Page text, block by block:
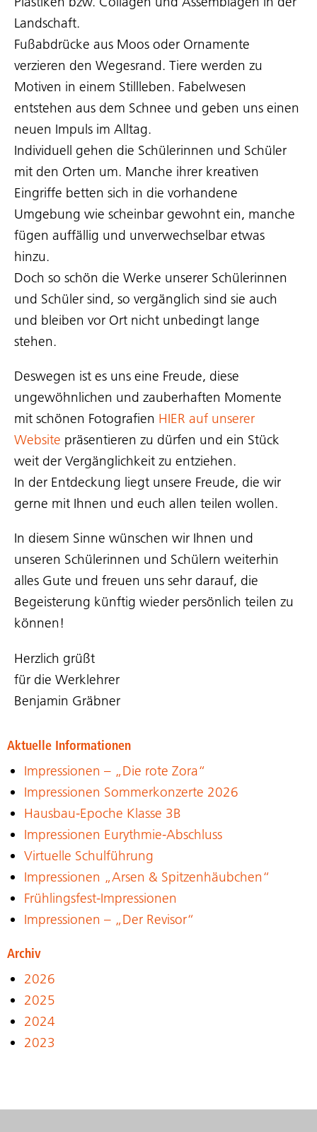
Landschaft.
Fußabdrücke aus Moos oder Ornamente
verzieren den Wegesrand. Tiere werden zu
Motiven in einem Stillleben. Fabelwesen
entstehen aus dem Schnee und geben uns einen
neuen Impuls im Alltag.
Individuell gehen die Schülerinnen und Schüler
mit den Orten um. Manche ihrer kreativen
Eingriffe betten sich in die vorhandene
Umgebung wie scheinbar gewohnt ein, manche
fügen auffällig und unverwechselbar etwas
hinzu.
Doch so schön die Werke unserer Schülerinnen
und Schüler sind, so vergänglich sind sie auch
und bleiben vor Ort nicht unbedingt lange
stehen.
Deswegen ist es uns eine Freude, diese
ungewöhnlichen und zauberhaften Momente
mit schönen Fotografien HIER auf unserer
Website präsentieren zu dürfen und ein Stück
weit der Vergänglichkeit zu entziehen.
In der Entdeckung liegt unsere Freude, die wir
gerne mit Ihnen und euch allen teilen wollen.
In diesem Sinne wünschen wir Ihnen und
unseren Schülerinnen und Schülern weiterhin
alles Gute und freuen uns sehr darauf, die
Begeisterung künftig wieder persönlich teilen zu
können!
Herzlich grüßt
für die Werklehrer
Benjamin Gräbner
Aktuelle Informationen
Impressionen – „Die rote Zora“
Impressionen Sommerkonzerte 2026
Hausbau-Epoche Klasse 3B
Impressionen Eurythmie-Abschluss
Virtuelle Schulführung
Impressionen „Arsen & Spitzenhäubchen“
Frühlingsfest-Impressionen
Impressionen – „Der Revisor“
Archiv
2026
2025
2024
2023